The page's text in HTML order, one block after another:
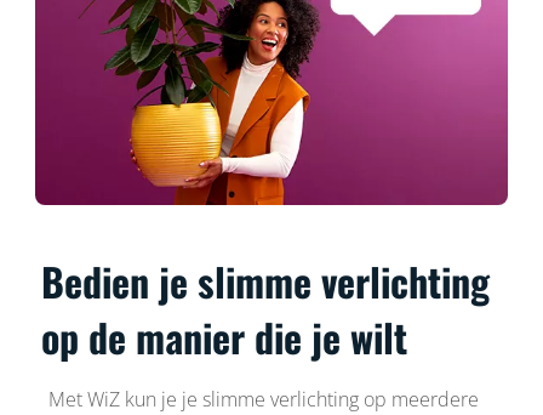
Bedien je slimme verlichting
op de manier die je wilt
Met WiZ kun je je slimme verlichting op meerdere